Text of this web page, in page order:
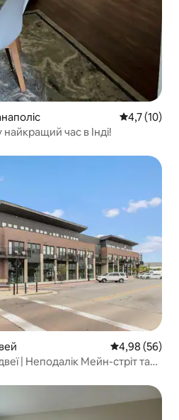
Середня
4,7 (10)
час в Інді!
Середня
4,98 (56)
| Неподалік Мейн-стріт та